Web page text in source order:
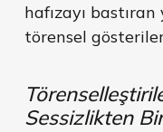
hafızayı
törensel
Sessizlikten